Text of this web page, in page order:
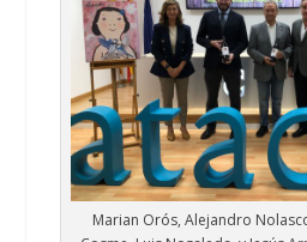
Marian Orós, Alejandro